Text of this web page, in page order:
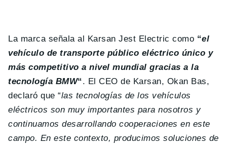
La marca señala al Karsan Jest Electric como “el
vehículo de transporte público eléctrico único y
más competitivo a nivel mundial gracias a la
tecnología BMW“. El CEO de Karsan, Okan Bas,
declaró que “las tecnologías de los vehículos
eléctricos son muy importantes para nosotros y
continuamos desarrollando cooperaciones en este
campo. En este contexto, producimos soluciones de